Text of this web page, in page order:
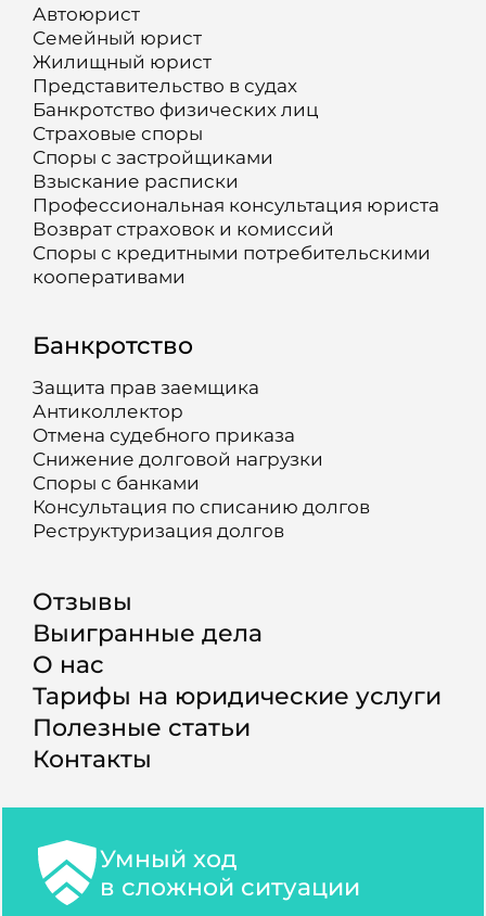
Автоюрист
Семейный юрист
Жилищный юрист
Представительство в судах
Банкротство физических лиц
Страховые споры
Споры с застройщиками
Взыскание расписки
Профессиональная консультация юриста
Возврат страховок и комиссий
Споры с кредитными потребительскими
кооперативами
Банкротство
Защита прав заемщика
Антиколлектор
Отмена судебного приказа
Снижение долговой нагрузки
Споры с банками
Консультация по списанию долгов
Реструктуризация долгов
Отзывы
Выигранные дела
О нас
Тарифы на юридические услуги
Полезные статьи
Контакты
Умный ход
в сложной ситуации